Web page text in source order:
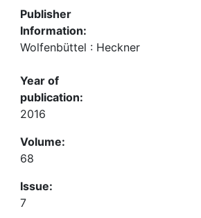
Publisher
Information:
Wolfenbüttel : Heckner
Year of
publication:
2016
Volume:
68
Issue:
7